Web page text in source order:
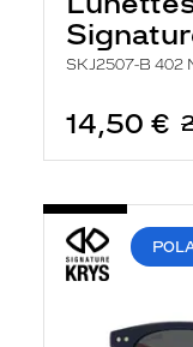
SKJ2507-B 402
14,50 €